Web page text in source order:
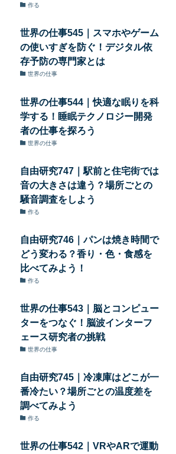
作る
世界の仕事545｜スマホやゲーム
の使いすぎを防ぐ！デジタル依
存予防の専門家とは
世界の仕事
世界の仕事544｜快適な眠りを科
学する！睡眠テクノロジー開発
者の仕事を探ろう
世界の仕事
自由研究747｜駅前と住宅街では
音の大きさは違う？場所ごとの
騒音調査をしよう
作る
自由研究746｜パンは焼き時間で
どう変わる？香り・色・食感を
比べてみよう！
作る
世界の仕事543｜脳とコンピュー
ターをつなぐ！脳波インターフ
ェース研究者の挑戦
世界の仕事
自由研究745｜冷凍庫はどこが一
番冷たい？場所ごとの温度差を
調べてみよう
作る
世界の仕事542｜VRやARで運動